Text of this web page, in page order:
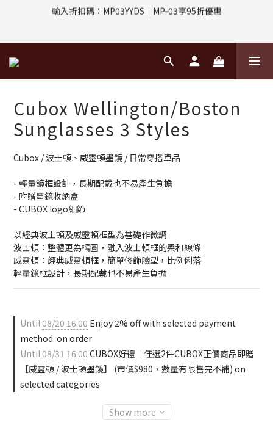
評價回饋｜訂單完成後7天內填寫5字以上評價，即可獲得$30購物
指定付款方式｜即享2%回饋(信用卡、APPLE PAY、LINE PAY)
Cubox Wellington/Boston
Sunglasses 3 Styles
Cubox / 波士頓、威靈頓墨鏡 / 日常穿搭單品
- 輕量鏡框設計，長期配戴也不易產生負擔
- 附贈墨鏡收納盒
- CUBOX logo細節
以經典波士頓及威靈頓框型為基礎作微調
波士頓：整體更為橢圓，融入波士頓框的柔和線條
威靈頓：經典威靈頓框，簡單修飾臉型，比例俐落
輕量鏡框設計，長期配戴也不易產生負擔
Until08/20 16:00 Enjoy 2% off with selected payment
method. on order
Until08/31 16:00 CUBOX好禮｜任選2件CUBOX正價商品即贈
【威靈頓 / 波士頓墨鏡】 (市價$980，數量有限售完不補) on
selected categories
Show more